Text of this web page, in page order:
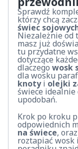
Sprawdź
którzy chcą
świec
Niezależnie od
masz już
tu przydatne
dotyczące
dlaczego wosk
dla wosku
knotyi olejki
świece idealnie
upodobań.
Krok po kroku
odpowiednich
na świece,
roztapiać wosk